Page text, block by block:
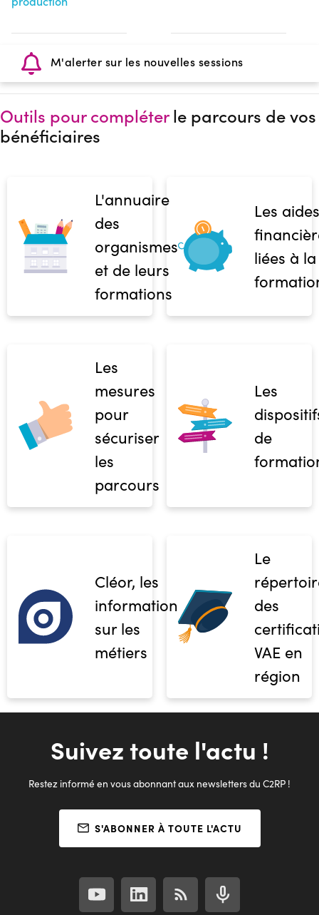
M'alerter sur les nouvelles sessions
Outils pour compléterle parcours de vos
bénéficiaires
L'annuaire
des
organismes
et de leurs
formations
Les aides
liées à la
Les
mesures
pour
sécuriser
les
parcours
Les
de
Cléor, les
informations
sur les
métiers
Le
des
VAE en
région
Suivez toute l'actu !
Restez informé en vous abonnant aux newsletters du C2RP !
S'ABONNER À TOUTE L'ACTU